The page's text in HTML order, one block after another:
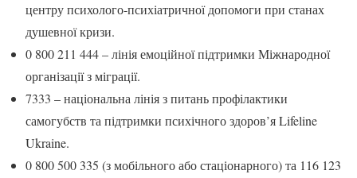
центру психолого-психіатричної допомоги при станах
душевної кризи.
0 800 211 444 – лінія емоційної підтримки Міжнародної
організації з міграції.
7333 – національна лінія з питань профілактики
самогубств та підтримки психічного здоров’я Lifeline
Ukraine.
0 800 500 335 (з мобільного або стаціонарного) та 116 123